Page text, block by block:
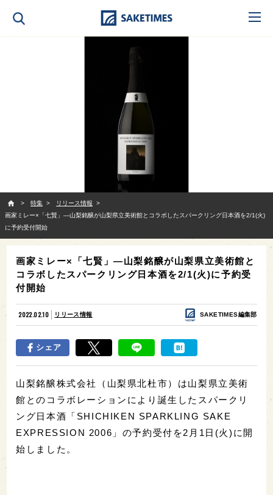
特集
リリース情報
画家ミレー×「七賢」—山梨銘醸が山梨県立美術館とコラボしたスパークリング日本酒を2/1(火)
に予約受付開始
画家ミレー×「七賢」—山梨銘醸が山梨県立美術館と
コラボしたスパークリング日本酒を2/1(火)に予約受
付開始
2022.02.10 リリース情報 SAKETIMES編集部
シェア
山梨銘醸株式会社（山梨県北杜市）は山梨県立美術
館とのコラボレーションにより誕生したスパークリ
ング日本酒「SHICHIKEN SPARKLING SAKE
EXPRESSION 2006」の予約受付を2月1日(火)に開
始しました。